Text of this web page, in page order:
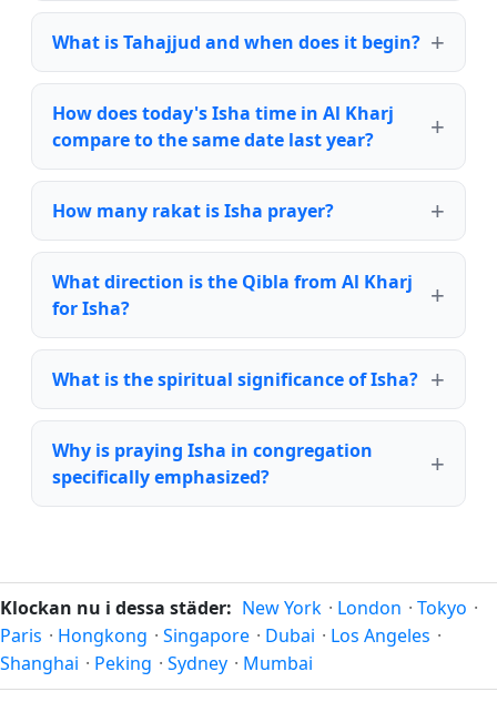
What is Tahajjud and when does it begin?
How does today's Isha time in Al Kharj
compare to the same date last year?
How many rakat is Isha prayer?
What direction is the Qibla from Al Kharj
for Isha?
What is the spiritual significance of Isha?
Why is praying Isha in congregation
specifically emphasized?
Klockan nu i dessa städer: New York · London · Tokyo ·
Paris · Hongkong · Singapore · Dubai · Los Angeles ·
Shanghai · Peking · Sydney · Mumbai